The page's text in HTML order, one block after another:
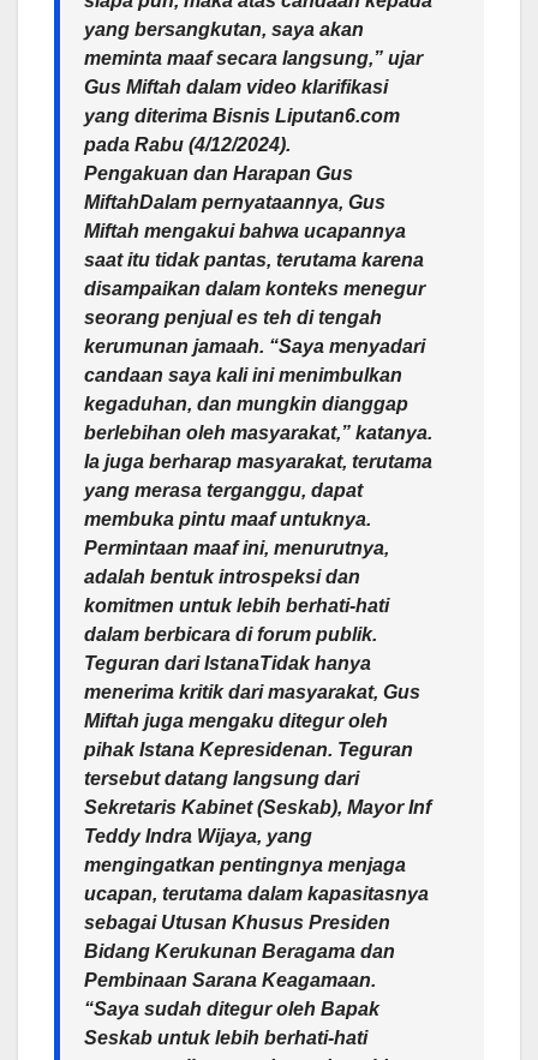
yang bersangkutan, saya akan
meminta maaf secara langsung,” ujar
Gus Miftah dalam video klarifikasi
yang diterima Bisnis Liputan6.com
pada Rabu (4/12/2024).
Pengakuan dan Harapan Gus
MiftahDalam pernyataannya, Gus
Miftah mengakui bahwa ucapannya
saat itu tidak pantas, terutama karena
disampaikan dalam konteks menegur
seorang penjual es teh di tengah
kerumunan jamaah. “Saya menyadari
candaan saya kali ini menimbulkan
kegaduhan, dan mungkin dianggap
berlebihan oleh masyarakat,” katanya.
Ia juga berharap masyarakat, terutama
yang merasa terganggu, dapat
membuka pintu maaf untuknya.
Permintaan maaf ini, menurutnya,
adalah bentuk introspeksi dan
komitmen untuk lebih berhati-hati
dalam berbicara di forum publik.
Teguran dari IstanaTidak hanya
menerima kritik dari masyarakat, Gus
Miftah juga mengaku ditegur oleh
pihak Istana Kepresidenan. Teguran
tersebut datang langsung dari
Sekretaris Kabinet (Seskab), Mayor Inf
Teddy Indra Wijaya, yang
mengingatkan pentingnya menjaga
ucapan, terutama dalam kapasitasnya
sebagai Utusan Khusus Presiden
Bidang Kerukunan Beragama dan
Pembinaan Sarana Keagamaan.
“Saya sudah ditegur oleh Bapak
Seskab untuk lebih berhati-hati